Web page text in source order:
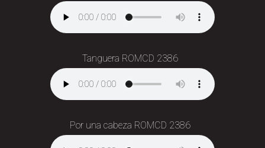
Tanguera ROMCD 2386
Por una cabeza ROMCD 2386